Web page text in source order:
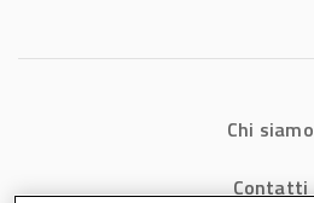
Chi siamo
Contatti